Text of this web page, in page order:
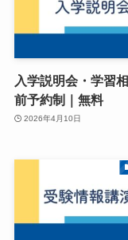
入学説明会・学習
前予約制｜無料
2026年4月10日